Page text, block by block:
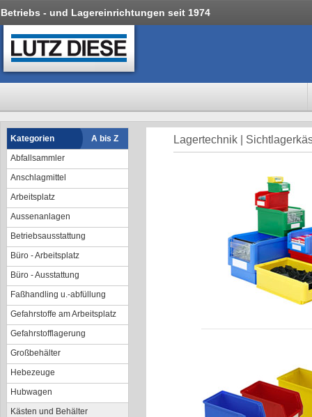
Betriebs - und Lagereinrichtungen seit 1974
Kategorien
A bis Z
Abfallsammler
Anschlagmittel
Arbeitsplatz
Aussenanlagen
Betriebsausstattung
Büro - Arbeitsplatz
Büro - Ausstattung
Faßhandling u.-abfüllung
Gefahrstoffe am Arbeitsplatz
Gefahrstofflagerung
Großbehälter
Hebezeuge
Hubwagen
Kästen und Behälter
Lagertechnik |